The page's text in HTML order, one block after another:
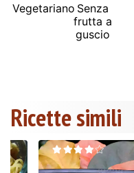
Vegetariano Senza
frutta a
guscio
Ricette simili